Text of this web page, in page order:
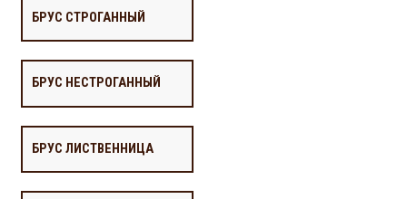
БРУС СТРОГАННЫЙ
БРУС НЕСТРОГАННЫЙ
БРУС ЛИСТВЕННИЦА